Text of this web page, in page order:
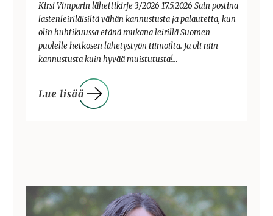
Kirsi Vimparin lähettikirje 3/2026 17.5.2026 Sain postina
lastenleiriläisiltä vähän kannustusta ja palautetta, kun
olin huhtikuussa etänä mukana leirillä Suomen
puolelle hetkosen lähetystyön tiimoilta. Ja oli niin
kannustusta kuin hyvää muistutusta!…